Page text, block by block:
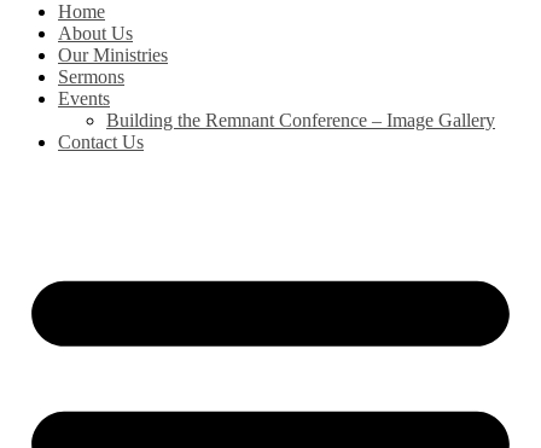
Home
About Us
Our Ministries
Sermons
Events
Building the Remnant Conference – Image Gallery
Contact Us